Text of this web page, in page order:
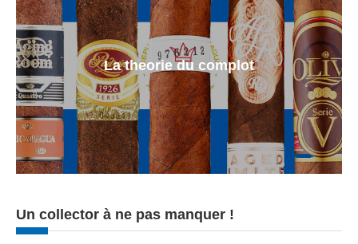
La theorie du complot
Un collector à ne pas manquer !